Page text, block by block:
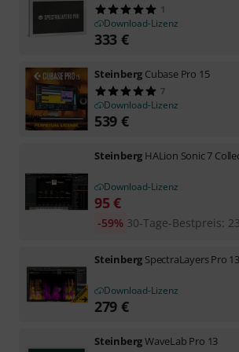
1
Download-Lizenz
333 €
Steinberg Cubase Pro 15
7
Download-Lizenz
539 €
Steinberg HALion Sonic 7
Download-Lizenz
95€
30-Tage-Bestpreis:
-59%
Steinberg SpectraLayers Pro
Download-Lizenz
279 €
SteinbergWaveLab Pro 13